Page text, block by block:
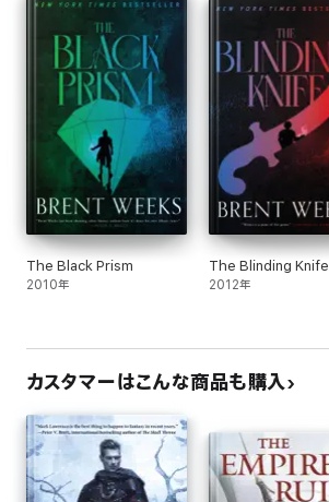
The Black Prism
2010年
The Blinding Knife
2012年
カスタマーはこんな商品も購入